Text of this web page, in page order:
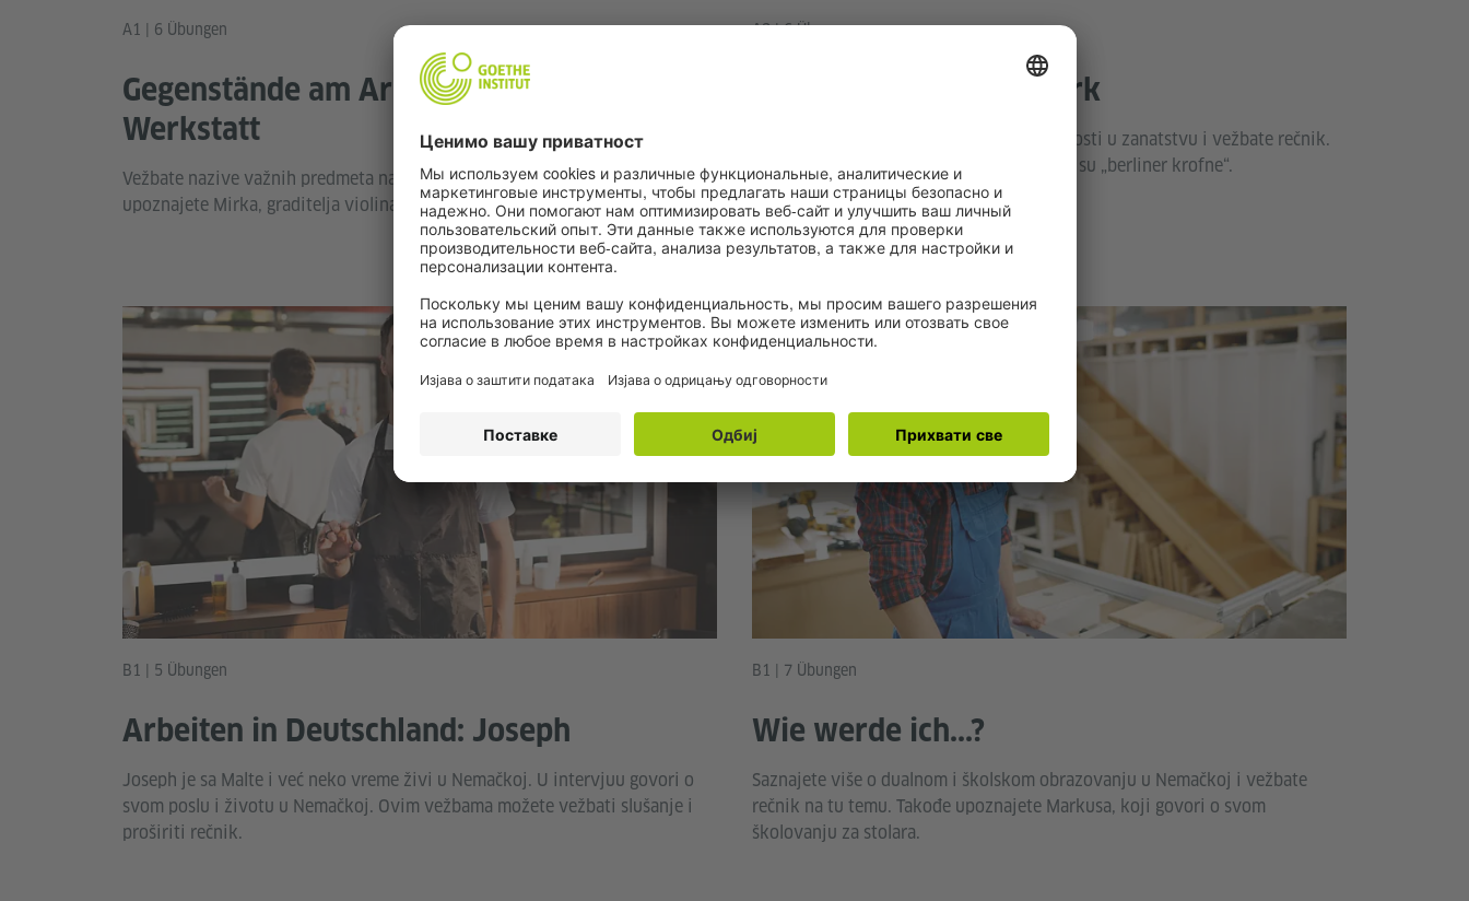
A1 | 6 Übungen
Gegenstände am Arbeitsplatz: In der
Werkstatt
Vežbate nazive važnih predmeta na radnom mestu u radionici. Takođe
upoznajete Mirka, graditelja violina.
A2 | 6 Übungen
Tätigkeiten im Handwerk
U ovim vežbama upoznajete razne aktivnosti u zanatstvu i vežbate rečnik.
Takođe saznajete više o poslu pekara i šta su „berliner krofne“.
B1 | 5 Übungen
Arbeiten in Deutschland: Joseph
Joseph je sa Malte i već neko vreme živi u Nemačkoj. U intervjuu govori o
svom poslu i životu u Nemačkoj. Ovim vežbama možete vežbati slušanje i
proširiti rečnik.
B1 | 7 Übungen
Wie werde ich...?
Saznajete više o dualnom i školskom obrazovanju u Nemačkoj i vežbate
rečnik na tu temu. Takođe upoznajete Markusa, koji govori o svom
školovanju za stolara.